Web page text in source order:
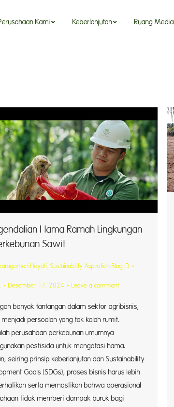
Kami Keberlanjutan Ruang Media
Hama Ramah Lingkungan
Sawit
Hayati, Sustainability Aspiration Blog ID
Desember 17, 2024 Leave a comment
banyak tantangan dalam sektor agribisnis,
menjadi persoalan yang tak kalah rumit.
perusahaan perkebunan umumnya
pestisida untuk mengatasi hama.
seiring prinsip keberlanjutan dan Sustainability
Goals (SDGs), proses bisnis harus lebih
serta memastikan bahwa operasional
tidak memberi dampak buruk bagi